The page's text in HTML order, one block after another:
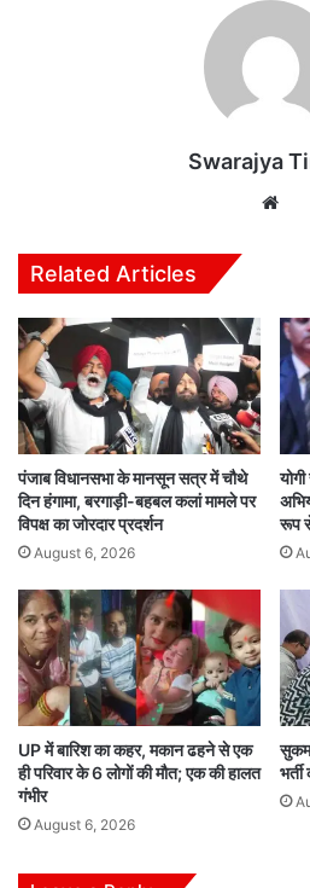
Swarajya
Related Articles
पंजाब विधानसभा के मानसून सत्र में चौथे
दिन हंगामा, बरगाड़ी-बहबल कलां मामले पर
विपक्ष का जोरदार प्रदर्शन
August 6, 2026
रूप
UP में बारिश का कहर, मकान ढहने से एक
ही परिवार के 6 लोगों की मौत; एक की हालत
गंभीर
August 6, 2026